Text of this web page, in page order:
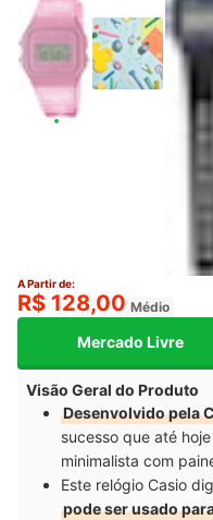
A Partir de:
R$ 128,00 Médio
Mercado Livre
Visão Geral do Produto
Desenvolvido pela
sucesso que até
minimalista com
Este relógio Casio
pode ser usado